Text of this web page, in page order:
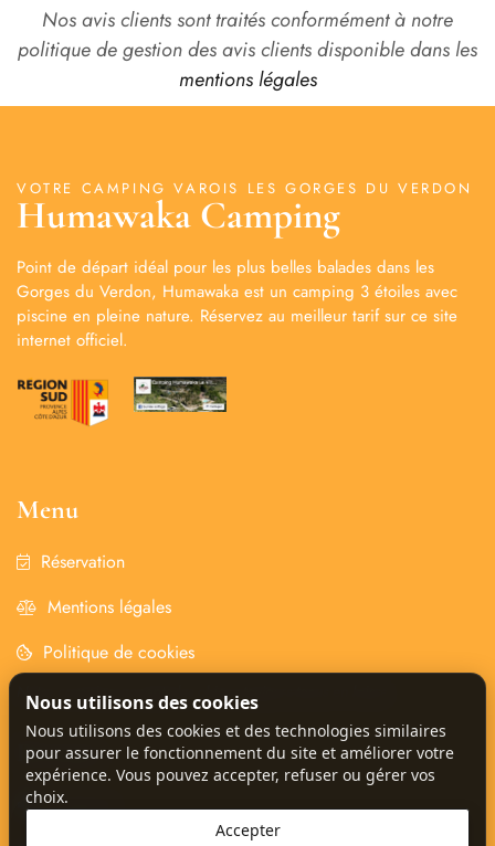
Nos avis clients sont traités conformément à notre
politique de gestion des avis clients disponible dans les
mentions légales
VOTRE CAMPING VAROIS LES GORGES DU VERDON
Humawaka Camping
Point de départ idéal pour les plus belles balades dans les
Gorges du Verdon, Humawaka est un camping 3 étoiles avec
piscine en pleine nature. Réservez au meilleur tarif sur ce site
internet officiel.
Menu
Réservation
Mentions légales
Politique de cookies
Notre camping accepte les chiens toujours tenus en laisse
Reseaux
Facebook
Nous utilisons des cookies
Nous utilisons des cookies et des technologies similaires
pour assurer le fonctionnement du site et améliorer votre
expérience. Vous pouvez accepter, refuser ou gérer vos
choix.
Accepter